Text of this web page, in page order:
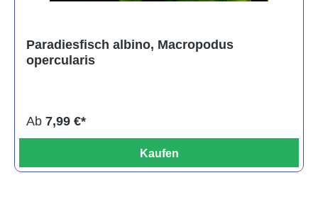
Paradiesfisch albino, Macropodus
opercularis
Ab 7,99 €*
Kaufen